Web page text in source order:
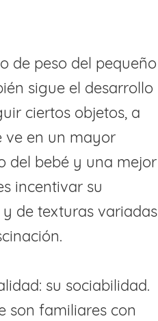
de peso del pequeño
sigue el desarrollo
ciertos objetos, a
ve en un mayor
del bebé y una mejor
incentivar su
de texturas variadas
su sociabilidad.
son familiares con